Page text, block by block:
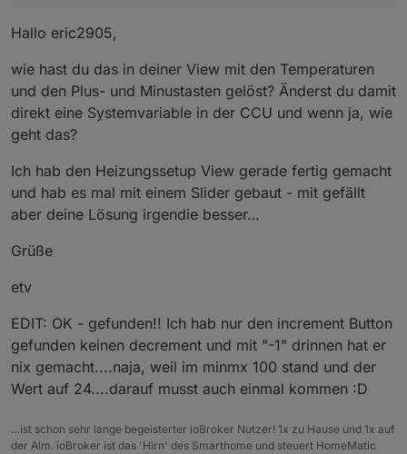
Hallo eric2905,
wie hast du das in deiner View mit den Temperaturen
und den Plus- und Minustasten gelöst? Änderst du damit
direkt eine Systemvariable in der CCU und wenn ja, wie
geht das?
Ich hab den Heizungssetup View gerade fertig gemacht
und hab es mal mit einem Slider gebaut - mit gefällt
aber deine Lösung irgendie besser…
Grüße
etv
EDIT: OK - gefunden!! Ich hab nur den increment Button
gefunden keinen decrement und mit "-1" drinnen hat er
nix gemacht....naja, weil im minmx 100 stand und der
Wert auf 24....darauf musst auch einmal kommen :D
…ist schon sehr lange begeisterter ioBroker Nutzer! 1x zu Hause und 1x auf
der Alm. ioBroker ist das 'Hirn' des Smarthome und steuert HomeMatic